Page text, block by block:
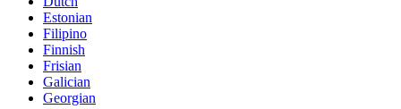
Estonian
Filipino
Finnish
Frisian
Galician
Georgian